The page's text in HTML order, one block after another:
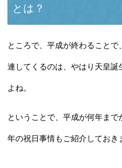
とは？
ところで、平成が終わることで
連してくるのは、やはり天皇誕
よね。
ということで、平成が何年ま
年の祝日事情もご紹介しておき